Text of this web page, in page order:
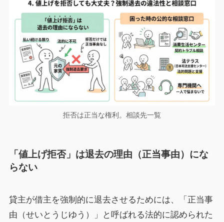
拒否は正当な権利。相談先一覧
「値上げ拒否」は退去の理由（正当事由）にな
らない
貸主が借主を強制的に退去させるためには、「正当事
由（せいとうじゆう）」と呼ばれる法的に認められた